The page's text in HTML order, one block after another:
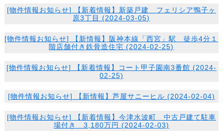
[物件情報お知らせ] 【新着情報】新築戸建 フェリシア鴨子ヶ
原3丁目 (2024-03-05)
[物件情報お知らせ] 【新情報】阪神本線「西宮」駅 徒歩4分１
階店舗付き鉄骨造住宅 (2024-02-25)
[物件情報お知らせ] 【新着情報】コート甲子園南3番館 (2024-
02-25)
[物件情報お知らせ] 【新情報】芦屋サニーヒル (2024-02-04)
[物件情報お知らせ] 【新着情報】今津水波町 中古戸建て駐車
場付き 3,180万円 (2024-02-03)